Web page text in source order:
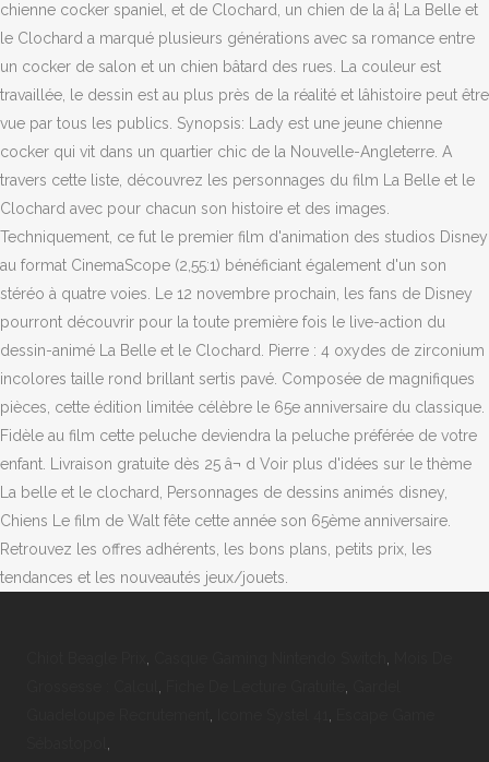
chienne cocker spaniel, et de Clochard, un chien de la â¦ La Belle et
le Clochard a marqué plusieurs générations avec sa romance entre
un cocker de salon et un chien bâtard des rues. La couleur est
travaillée, le dessin est au plus près de la réalité et lâhistoire peut être
vue par tous les publics. Synopsis: Lady est une jeune chienne
cocker qui vit dans un quartier chic de la Nouvelle-Angleterre. A
travers cette liste, découvrez les personnages du film La Belle et le
Clochard avec pour chacun son histoire et des images.
Techniquement, ce fut le premier film d'animation des studios Disney
au format CinemaScope (2,55:1) bénéficiant également d'un son
stéréo à quatre voies. Le 12 novembre prochain, les fans de Disney
pourront découvrir pour la toute première fois le live-action du
dessin-animé La Belle et le Clochard. Pierre : 4 oxydes de zirconium
incolores taille rond brillant sertis pavé. Composée de magnifiques
pièces, cette édition limitée célèbre le 65e anniversaire du classique.
Fidèle au film cette peluche deviendra la peluche préférée de votre
enfant. Livraison gratuite dès 25 â¬ d Voir plus d'idées sur le thème
La belle et le clochard, Personnages de dessins animés disney,
Chiens Le film de Walt fête cette année son 65ème anniversaire.
Retrouvez les offres adhérents, les bons plans, petits prix, les
tendances et les nouveautés jeux/jouets.